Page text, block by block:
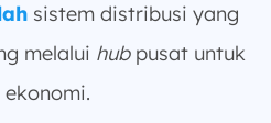
sistem distribusi yang
melalui hubpusat untuk